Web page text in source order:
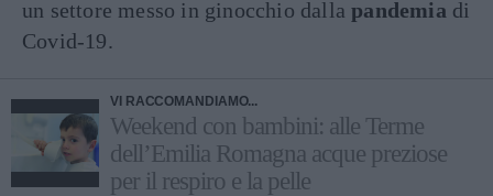
un settore messo in ginocchio dallapandemia di
Covid-19.
VI RACCOMANDIAMO...
Weekend con bambini: alle Terme
dell’Emilia Romagna acque preziose
per il respiro e la pelle